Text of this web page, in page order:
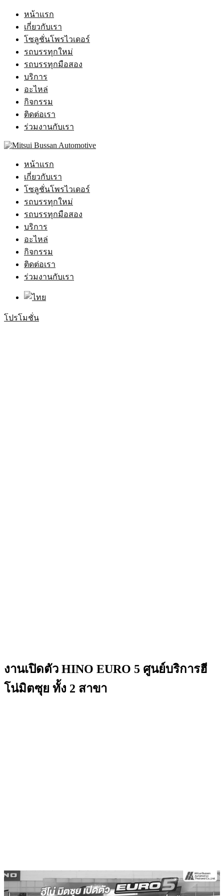
หน้าแรก
เกี่ยวกับเรา
โซลูชั่นโพรไวเดอร์
รถบรรทุกใหม่
รถบรรทุกมือสอง
บริการ
อะไหล่
กิจกรรม
ติดต่อเรา
ร่วมงานกับเรา
หน้าแรก
เกี่ยวกับเรา
โซลูชั่นโพรไวเดอร์
รถบรรทุกใหม่
รถบรรทุกมือสอง
บริการ
อะไหล่
กิจกรรม
ติดต่อเรา
ร่วมงานกับเรา
โปรโมชั่น
งานเปิดตัว HINO EURO 5 ศูนย์บริการฮี
โน่มิตซุย ทั้ง 2 สาขา